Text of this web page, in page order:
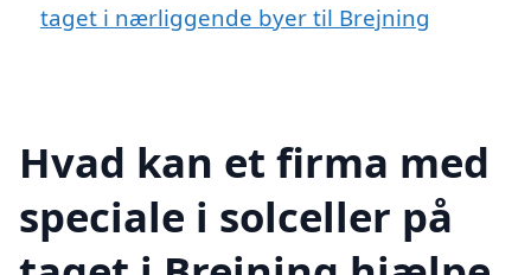
taget i nærliggende byer til Brejning
Hvad kan et firma med
speciale i solceller på